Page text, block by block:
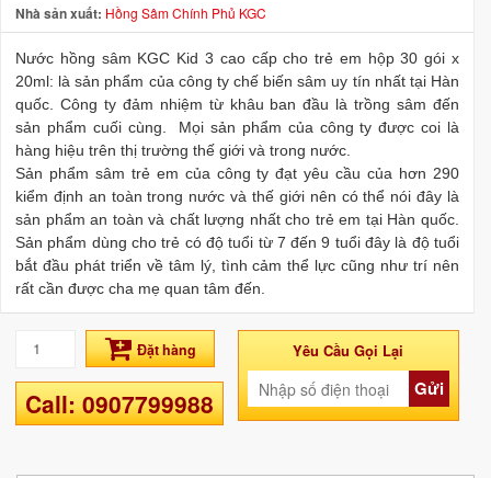
Nhà sản xuất: Hồng Sâm Chính Phủ KGC
Nước hồng sâm KGC Kid 3 cao cấp cho trẻ em hộp 30 gói x
20ml: là sản phẩm của công ty chế biến sâm uy tín nhất tại Hàn
quốc. Công ty đảm nhiệm từ khâu ban đầu là trồng sâm đến
sản phẩm cuối cùng. Mọi sản phẩm của công ty được coi là
hàng hiệu trên thị trường thế giới và trong nước.
Sản phẩm sâm trẻ em của công ty đạt yêu cầu của hơn 290
kiểm định an toàn trong nước và thế giới nên có thể nói đây là
sản phẩm an toàn và chất lượng nhất cho trẻ em tại Hàn quốc.
Sản phẩm dùng cho trẻ có độ tuổi từ 7 đến 9 tuổi đây là độ tuổi
bắt đầu phát triển về tâm lý, tình cảm thể lực cũng như trí nên
rất cần được cha mẹ quan tâm đến.
Đặt hàng
Call: 0907799988
Yêu Cầu Gọi Lại
Gửi